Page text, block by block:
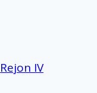
Rejon IV